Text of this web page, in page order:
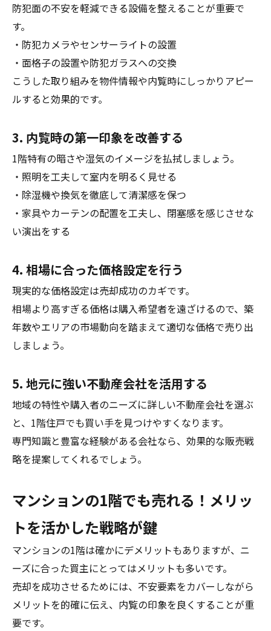
防犯面の不安を軽減できる設備を整えることが重要で
す。
・防犯カメラやセンサーライトの設置
・面格子の設置や防犯ガラスへの交換
こうした取り組みを物件情報や内覧時にしっかりアピー
ルすると効果的です。
3. 内覧時の第一印象を改善する
1階特有の暗さや湿気のイメージを払拭しましょう。
・照明を工夫して室内を明るく見せる
・除湿機や換気を徹底して清潔感を保つ
・家具やカーテンの配置を工夫し、閉塞感を感じさせな
い演出をする
4. 相場に合った価格設定を行う
現実的な価格設定は売却成功のカギです。
相場より高すぎる価格は購入希望者を遠ざけるので、築
年数やエリアの市場動向を踏まえて適切な価格で売り出
しましょう。
5. 地元に強い不動産会社を活用する
地域の特性や購入者のニーズに詳しい不動産会社を選ぶ
と、1階住戸でも買い手を見つけやすくなります。
専門知識と豊富な経験がある会社なら、効果的な販売戦
略を提案してくれるでしょう。
マンションの1階でも売れる！メリッ
トを活かした戦略が鍵
マンションの1階は確かにデメリットもありますが、ニ
ーズに合った買主にとってはメリットも多いです。
売却を成功させるためには、不安要素をカバーしながら
メリットを的確に伝え、内覧の印象を良くすることが重
要です。